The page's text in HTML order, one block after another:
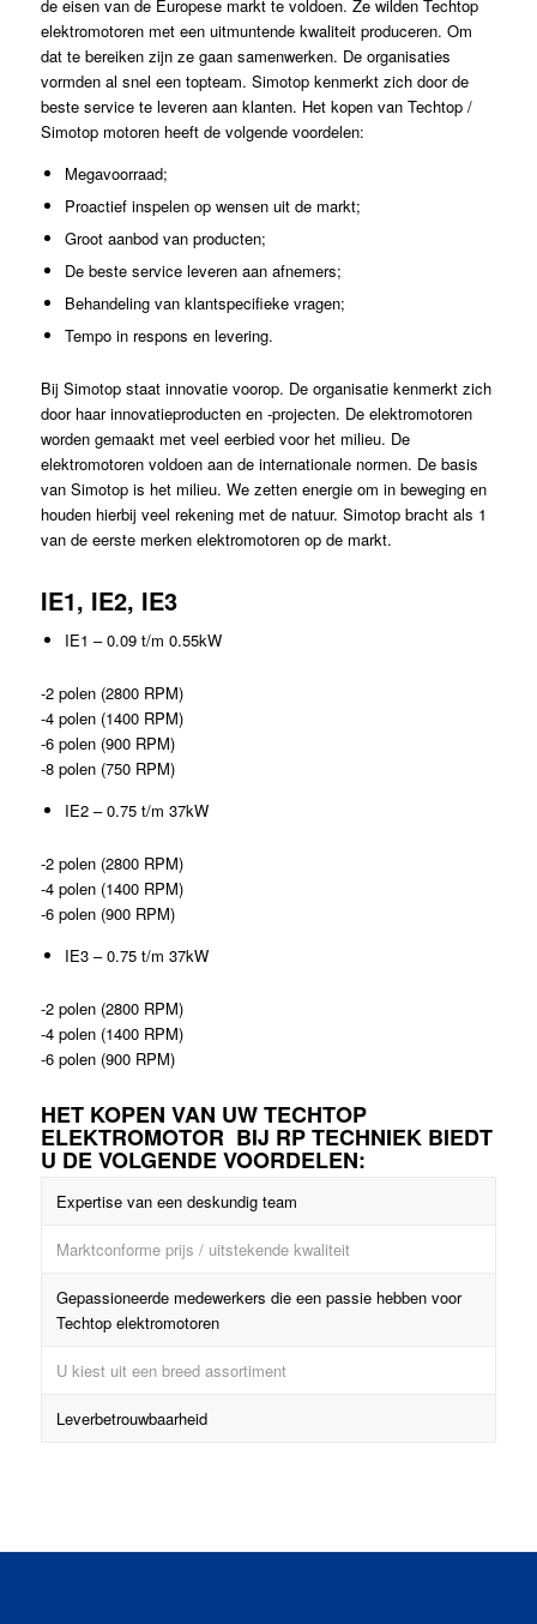
de eisen van de Europese markt te voldoen. Ze wilden Techtop
elektromotoren met een uitmuntende kwaliteit produceren. Om
dat te bereiken zijn ze gaan samenwerken. De organisaties
vormden al snel een topteam. Simotop kenmerkt zich door de
beste service te leveren aan klanten. Het kopen van Techtop /
Simotop motoren heeft de volgende voordelen:
Megavoorraad;
Proactief inspelen op wensen uit de markt;
Groot aanbod van producten;
De beste service leveren aan afnemers;
Behandeling van klantspecifieke vragen;
Tempo in respons en levering.
Bij Simotop staat innovatie voorop. De organisatie kenmerkt zich
door haar innovatieproducten en -projecten. De elektromotoren
worden gemaakt met veel eerbied voor het milieu. De
elektromotoren voldoen aan de internationale normen. De basis
van Simotop is het milieu. We zetten energie om in beweging en
houden hierbij veel rekening met de natuur. Simotop bracht als 1
van de eerste merken elektromotoren op de markt.
IE1, IE2, IE3
IE1 – 0.09 t/m 0.55kW
-2 polen (2800 RPM)
-4 polen (1400 RPM)
-6 polen (900 RPM)
-8 polen (750 RPM)
IE2 – 0.75 t/m 37kW
-2 polen (2800 RPM)
-4 polen (1400 RPM)
-6 polen (900 RPM)
IE3 – 0.75 t/m 37kW
-2 polen (2800 RPM)
-4 polen (1400 RPM)
-6 polen (900 RPM)
HET KOPEN VAN UW TECHTOP
ELEKTROMOTOR BIJ RP TECHNIEK BIEDT
U DE VOLGENDE VOORDELEN:
Expertise van een deskundig team
Marktconforme prijs / uitstekende kwaliteit
Gepassioneerde medewerkers die een passie hebben voor
Techtop elektromotoren
U kiest uit een breed assortiment
Leverbetrouwbaarheid